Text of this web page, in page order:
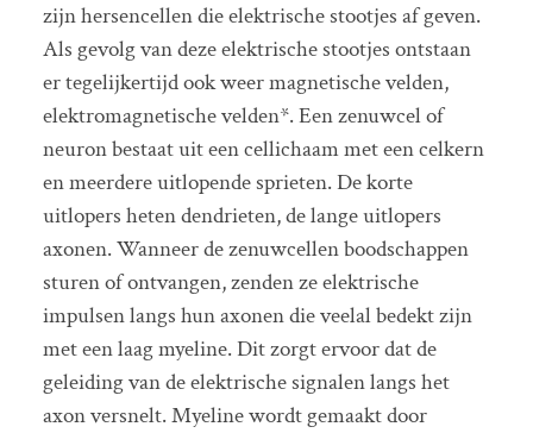
zijn hersencellen die elektrische stootjes af geven.
Als gevolg van deze elektrische stootjes ontstaan
er tegelijkertijd ook weer magnetische velden,
elektromagnetische velden*. Een zenuwcel of
neuron bestaat uit een cellichaam met een celkern
en meerdere uitlopende sprieten. De korte
uitlopers heten dendrieten, de lange uitlopers
axonen. Wanneer de zenuwcellen boodschappen
sturen of ontvangen, zenden ze elektrische
impulsen langs hun axonen die veelal bedekt zijn
met een laag myeline. Dit zorgt ervoor dat de
geleiding van de elektrische signalen langs het
axon versnelt. Myeline wordt gemaakt door